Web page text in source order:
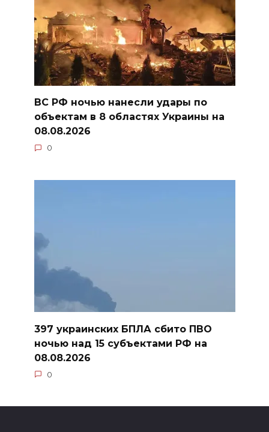
ВС РФ ночью нанесли удары по
объектам в 8 областях Украины на
08.08.2026
0
397 украинских БПЛА сбито ПВО
ночью над 15 субъектами РФ на
08.08.2026
0